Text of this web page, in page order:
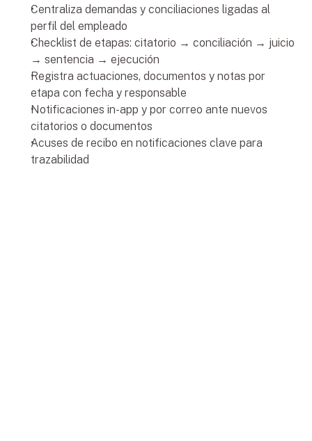
Centraliza demandas y conciliaciones ligadas al
perfil del empleado
Checklist de etapas: citatorio → conciliación → juicio
→ sentencia → ejecución
Registra actuaciones, documentos y notas por
etapa con fecha y responsable
Notificaciones in-app y por correo ante nuevos
citatorios o documentos
Acuses de recibo en notificaciones clave para
trazabilidad